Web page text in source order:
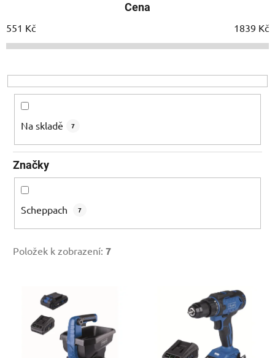
í
p
o
d
ů
Cena
551 Kč 1839 Kč
Na skladě 7
Značky
Scheppach 7
Položek k zobrazení: 7